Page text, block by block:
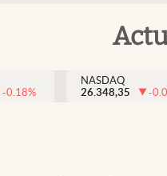
-0.18%
NASDAQ
26.348,35
-